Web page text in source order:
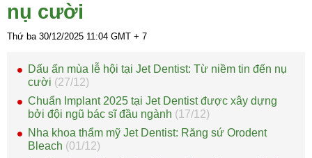
nụ cười
Thứ ba 30/12/2025 11:04 GMT + 7
Dấu ấn mùa lễ hội tại Jet Dentist: Từ niềm tin đến nụ
cười (27/12)
Chuẩn Implant 2025 tại Jet Dentist được xây dựng
bởi đội ngũ bác sĩ đầu ngành (17/12)
Nha khoa thẩm mỹ Jet Dentist: Răng sứ Orodent
Bleach (01/12)